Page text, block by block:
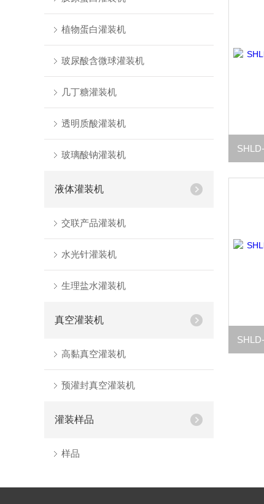
植物蛋白灌装机
玻尿酸含微球灌装机
几丁糖灌装机
透明质酸灌装机
玻璃酸钠灌装机
液体灌装机
交联产品灌装机
水光针灌装机
生理盐水灌装机
真空灌装机
高黏真空灌装机
预灌封真空灌装机
灌装样品
样品